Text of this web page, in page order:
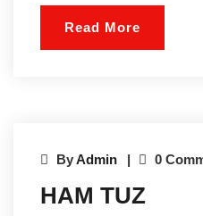
Read More
ByAdmin 0
HAM TUZ